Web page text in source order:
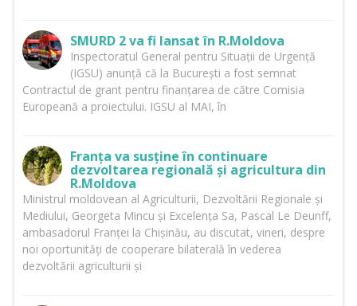
SMURD 2 va fi lansat în R.Moldova
Inspectoratul General pentru Situații de Urgență
(IGSU) anunță că la București a fost semnat
Contractul de grant pentru finanțarea de către Comisia
Europeană a proiectului. IGSU al MAI, în
Franța va susține în continuare
dezvoltarea regională și agricultura din
R.Moldova
Ministrul moldovean al Agriculturii, Dezvoltării Regionale și
Mediului, Georgeta Mincu și Excelența Sa, Pascal Le Deunff,
ambasadorul Franței la Chișinău, au discutat, vineri, despre
noi oportunități de cooperare bilaterală în vederea
dezvoltării agriculturii și